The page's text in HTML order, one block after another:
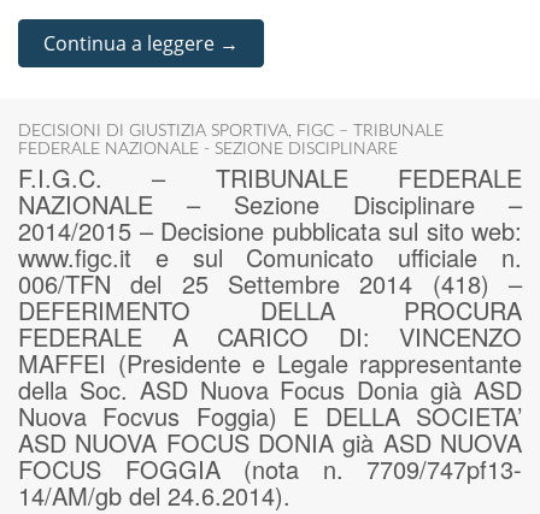
Continua a leggere →
DECISIONI DI GIUSTIZIA SPORTIVA, FIGC – TRIBUNALE
FEDERALE NAZIONALE - SEZIONE DISCIPLINARE
F.I.G.C. – TRIBUNALE FEDERALE
NAZIONALE – Sezione Disciplinare –
2014/2015 – Decisione pubblicata sul sito web:
www.figc.it e sul Comunicato ufficiale n.
006/TFN del 25 Settembre 2014 (418) –
DEFERIMENTO DELLA PROCURA
FEDERALE A CARICO DI: VINCENZO
MAFFEI (Presidente e Legale rappresentante
della Soc. ASD Nuova Focus Donia già ASD
Nuova Focvus Foggia) E DELLA SOCIETA’
ASD NUOVA FOCUS DONIA già ASD NUOVA
FOCUS FOGGIA (nota n. 7709/747pf13-
14/AM/gb del 24.6.2014).